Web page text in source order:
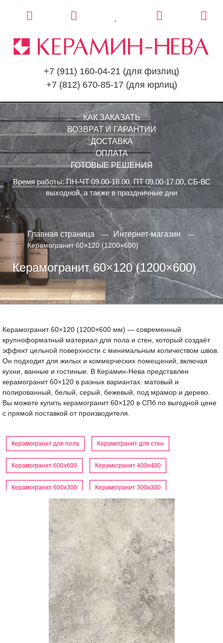
+7 (911) 160-04-21 (для физлиц)
+7 (812) 670-85-17 (для юрлиц)
КАК ЗАКАЗАТЬ
ВОЗВРАТ И ГАРАНТИИ
ДОСТАВКА
ОПЛАТА
ГОТОВЫЕ РЕШЕНИЯ
Время работы: ПН-ЧТ 09.00-18.00, ПТ 09.00-17.00, СБ-ВС
выходной, а также в праздничные дни
Главная страница Интернет-магазин
Керамогранит 60×120 (1200×600)
Керамогранит 60×120 (1200×600)
Керамогранит 60×120 (1200×600 мм) — современный
крупноформатный материал для пола и стен, который создаёт
эффект цельной поверхности с минимальным количеством швов.
Он подходит для жилых и коммерческих помещений, включая
кухни, ванные и гостиные. В Керамин-Нева представлен
керамогранит 60×120 в разных вариантах: матовый и
полированный, белый, серый, бежевый, под мрамор и дерево.
Вы можете купить керамогранит 60×120 в СПб по выгодной цене
с прямой поставкой от производителя.
Керамогранит для пола Керамогранит для стен
Керамогранит 600x600 Керамогранит 400x400
Керамогранит 600x300 Керамогранит 300x300
Керамогранит матовый Керамогранит под дерево
Керамогранит под мрамор